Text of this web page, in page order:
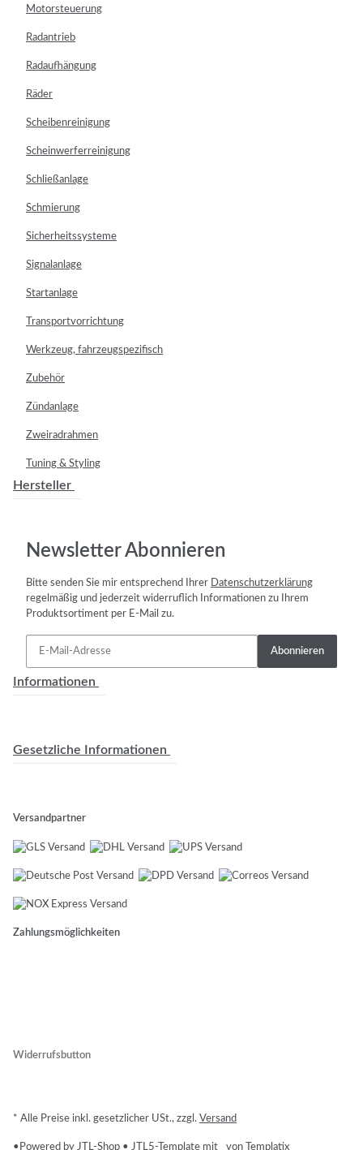
Motorsteuerung
Radantrieb
Radaufhängung
Räder
Scheibenreinigung
Scheinwerferreinigung
Schließanlage
Schmierung
Sicherheitssysteme
Signalanlage
Startanlage
Transportvorrichtung
Werkzeug, fahrzeugspezifisch
Zubehör
Zündanlage
Zweiradrahmen
Tuning & Styling
Hersteller
Newsletter Abonnieren
Bitte senden Sie mir entsprechend Ihrer Datenschutzerklärung
regelmäßig und jederzeit widerruflich Informationen zu Ihrem
Produktsortiment per E-Mail zu.
Abonnieren
Informationen
Gesetzliche Informationen
Versandpartner
Zahlungsmöglichkeiten
Widerrufsbutton
* Alle Preise inkl. gesetzlicher USt., zzgl. Versand
• Powered by JTL-Shop • JTL5-Template mit von Templatix